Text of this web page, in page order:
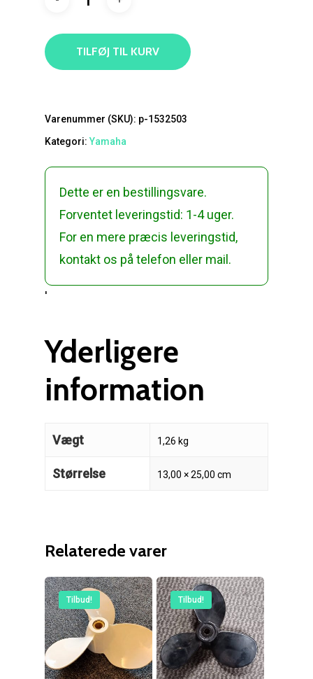
TILFØJ TIL KURV
Varenummer (SKU): p-1532503
Kategori:Yamaha
Dette er en bestillingsvare.
Forventet leveringstid: 1-4 uger.
For en mere præcis leveringstid,
kontakt os på telefon eller mail.
'
Yderligere
information
Vægt 1,26 kg
Størrelse 13,00 × 25,00 cm
Relaterede varer
Tilbud! Tilbud!
Reparation
Om reparation
Før / efter
Guides
Aksler i tommer
Shop